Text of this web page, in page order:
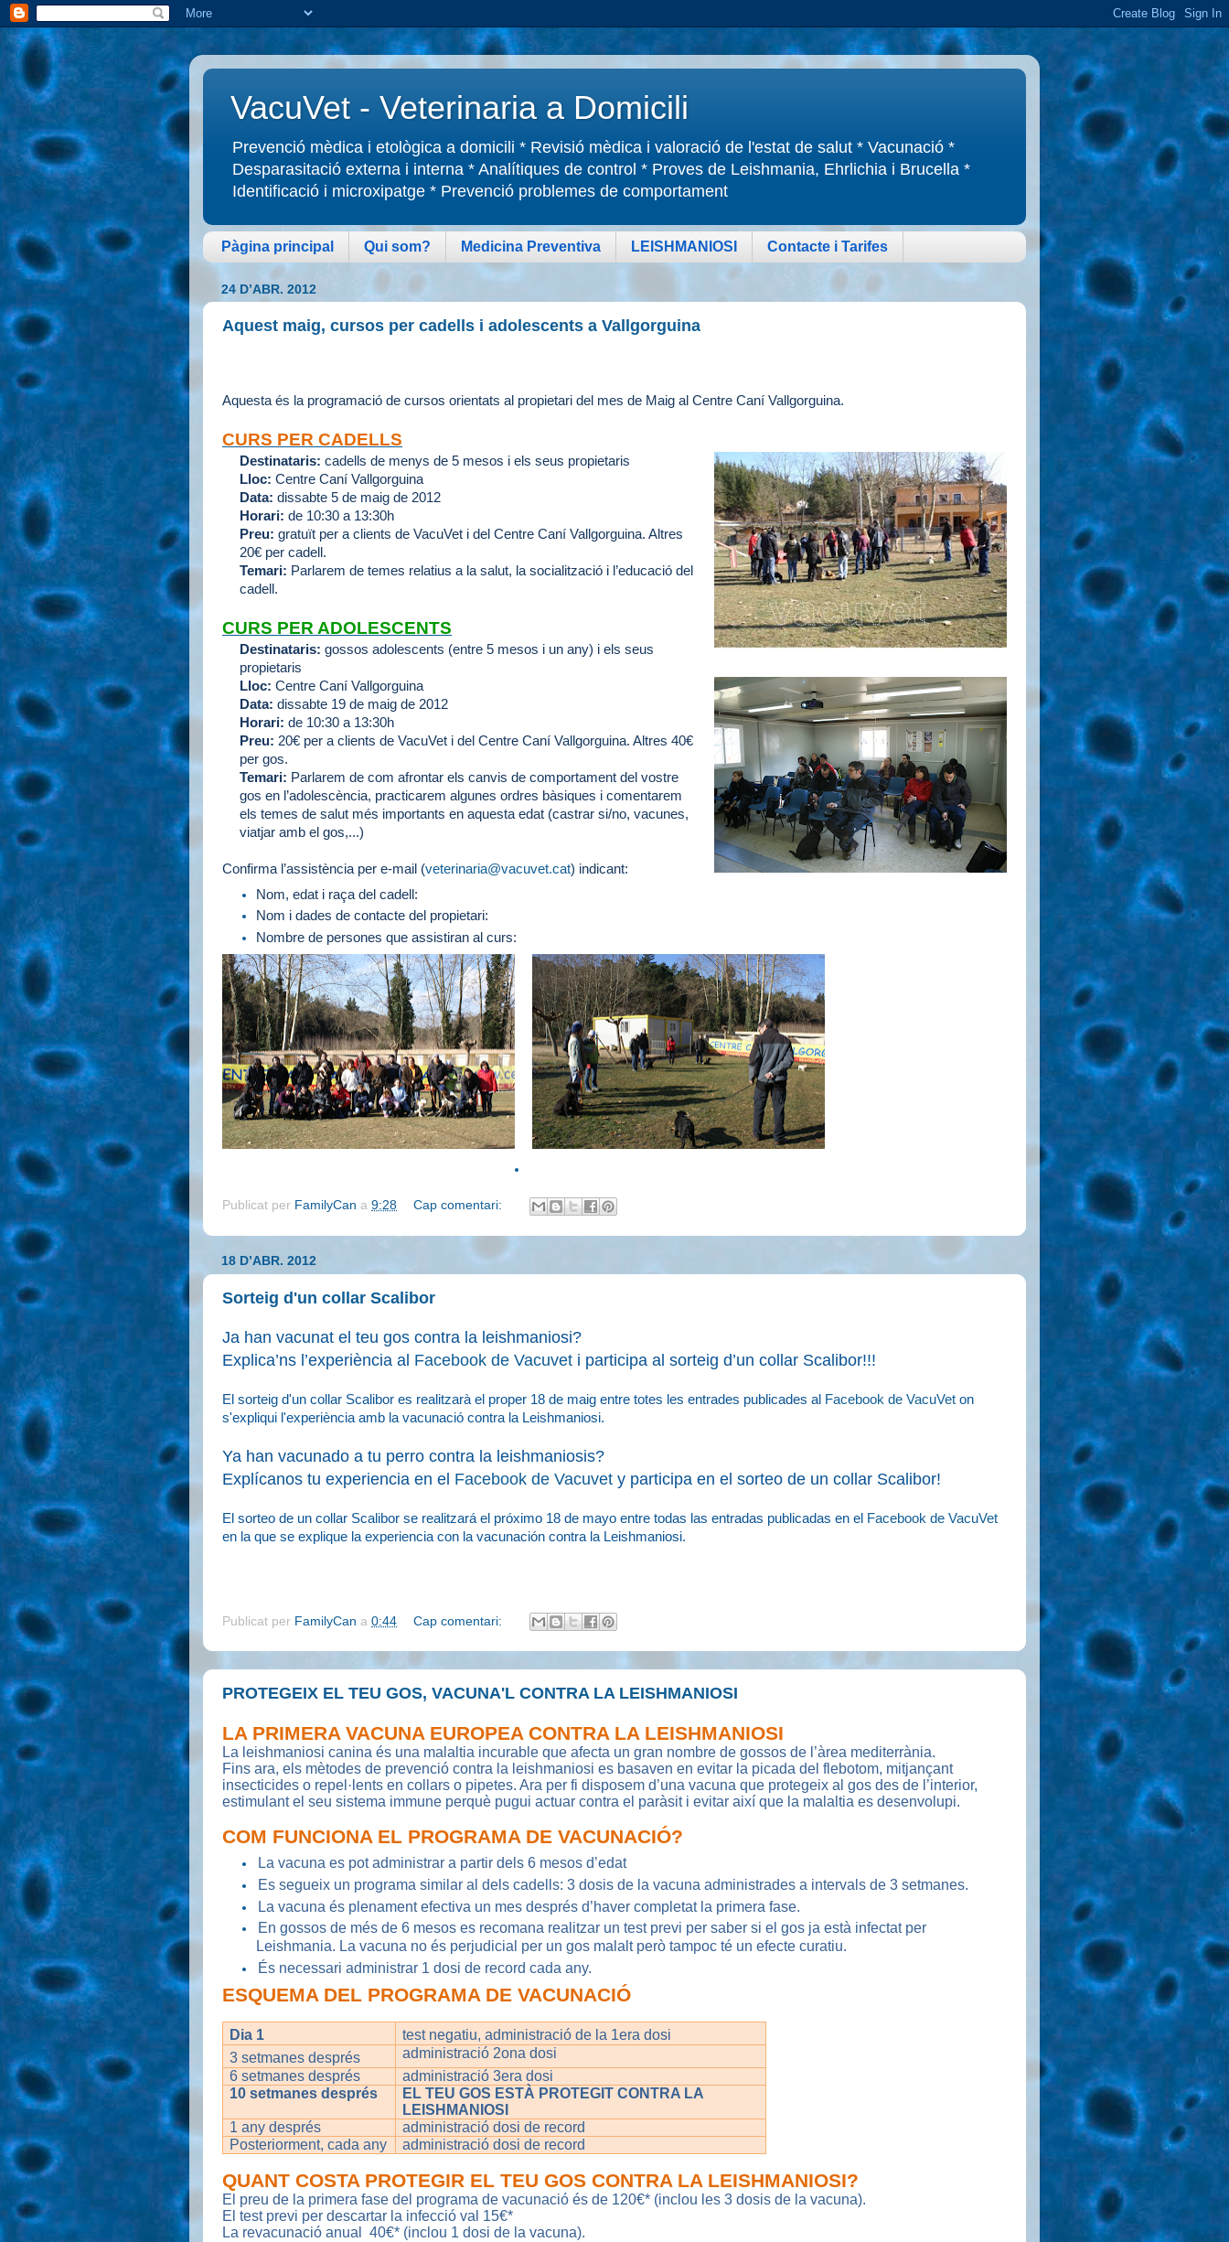
VacuVet - Veterinaria a Domicili
Prevenció mèdica i etològica a domicili * Revisió mèdica i valoració de l'estat de salut * Vacunació *
Desparasitació externa i interna * Analítiques de control * Proves de Leishmania, Ehrlichia i Brucella *
Identificació i microxipatge * Prevenció problemes de comportament
Pàgina principal Qui som? Medicina Preventiva LEISHMANIOSI Contacte i Tarifes
24 D’ABR. 2012
Aquest maig, cursos per cadells i adolescents a Vallgorguina
Aquesta és la programació de cursos orientats al propietari del mes de Maig al Centre Caní Vallgorguina.
CURS PER CADELLS
Destinataris: cadells de menys de 5 mesos i els seus propietaris
Lloc: Centre Caní Vallgorguina
Data: dissabte 5 de maig de 2012
Horari: de 10:30 a 13:30h
Preu: gratuït per a clients de VacuVet i del Centre Caní Vallgorguina. Altres
20€ per cadell.
Temari: Parlarem de temes relatius a la salut, la socialització i l’educació del
cadell.
CURS PER ADOLESCENTS
Destinataris: gossos adolescents (entre 5 mesos i un any) i els seus
propietaris
Lloc: Centre Caní Vallgorguina
Data: dissabte 19 de maig de 2012
Horari: de 10:30 a 13:30h
Preu: 20€ per a clients de VacuVet i del Centre Caní Vallgorguina. Altres 40€
per gos.
Temari: Parlarem de com afrontar els canvis de comportament del vostre
gos en l’adolescència, practicarem algunes ordres bàsiques i comentarem
els temes de salut més importants en aquesta edat (castrar si/no, vacunes,
viatjar amb el gos,...)
Confirma l’assistència per e-mail (veterinaria@vacuvet.cat) indicant:
Nom, edat i raça del cadell:
Nom i dades de contacte del propietari:
Nombre de persones que assistiran al curs:
Publicat per FamilyCan a 9:28 Cap comentari:
18 D’ABR. 2012
Sorteig d'un collar Scalibor
Ja han vacunat el teu gos contra la leishmaniosi?
Explica’ns l’experiència al Facebook de Vacuvet i participa al sorteig d’un collar Scalibor!!!
El sorteig d'un collar Scalibor es realitzarà el proper 18 de maig entre totes les entrades publicades al Facebook de VacuVet on
s'expliqui l'experiència amb la vacunació contra la Leishmaniosi.
Ya han vacunado a tu perro contra la leishmaniosis?
Explícanos tu experiencia en el Facebook de Vacuvet y participa en el sorteo de un collar Scalibor!
El sorteo de un collar Scalibor se realitzará el próximo 18 de mayo entre todas las entradas publicadas en el Facebook de VacuVet
en la que se explique la experiencia con la vacunación contra la Leishmaniosi.
Publicat per FamilyCan a 0:44 Cap comentari:
PROTEGEIX EL TEU GOS, VACUNA'L CONTRA LA LEISHMANIOSI
LA PRIMERA VACUNA EUROPEA CONTRA LA LEISHMANIOSI
La leishmaniosi canina és una malaltia incurable que afecta un gran nombre de gossos de l’àrea mediterrània.
Fins ara, els mètodes de prevenció contra la leishmaniosi es basaven en evitar la picada del flebotom, mitjançant
insecticides o repel·lents en collars o pipetes. Ara per fi disposem d’una vacuna que protegeix al gos des de l’interior,
estimulant el seu sistema immune perquè pugui actuar contra el paràsit i evitar així que la malaltia es desenvolupi.
COM FUNCIONA EL PROGRAMA DE VACUNACIÓ?
La vacuna es pot administrar a partir dels 6 mesos d’edat
Es segueix un programa similar al dels cadells: 3 dosis de la vacuna administrades a intervals de 3 setmanes.
La vacuna és plenament efectiva un mes després d’haver completat la primera fase.
En gossos de més de 6 mesos es recomana realitzar un test previ per saber si el gos ja està infectat per
Leishmania. La vacuna no és perjudicial per un gos malalt però tampoc té un efecte curatiu.
És necessari administrar 1 dosi de record cada any.
ESQUEMA DEL PROGRAMA DE VACUNACIÓ
Dia 1
test negatiu, administració de la 1era dosi
3 setmanes després
administració 2ona dosi
6 setmanes després
administració 3era dosi
10 setmanes després
EL TEU GOS ESTÀ PROTEGIT CONTRA LA
LEISHMANIOSI
1 any després
administració dosi de record
Posteriorment, cada any
administració dosi de record
QUANT COSTA PROTEGIR EL TEU GOS CONTRA LA LEISHMANIOSI?
El preu de la primera fase del programa de vacunació és de 120€* (inclou les 3 dosis de la vacuna).
El test previ per descartar la infecció val 15€*
La revacunació anual 40€* (inclou 1 dosi de la vacuna).